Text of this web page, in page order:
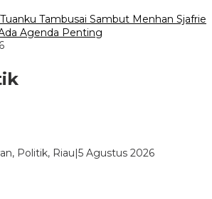
Tambusai Sambut Menhan Sjafrie
Agenda Penting
Politik, Riau|5 Agustus 2026